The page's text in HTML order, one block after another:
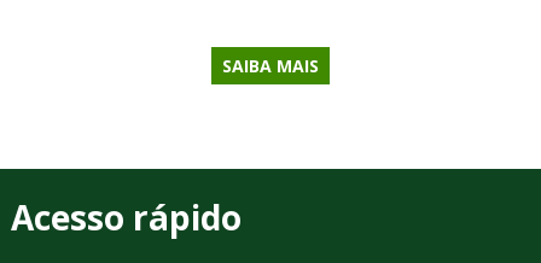
SAIBA MAIS
Acesso rápido